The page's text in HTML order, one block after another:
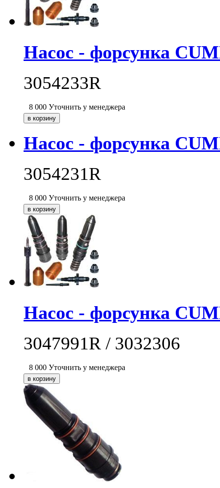
Насос - форсунка
3054233R
8 000 Уточнить у менеджера
Насос - форсунка
3054231R
8 000 Уточнить у менеджера
Насос - форсунка
3047991R / 3032306
8 000 Уточнить у менеджера